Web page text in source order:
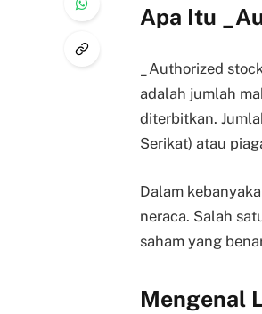
Apa Itu
_Authorized
adalah jumlah
diterbitkan.
Serikat) atau
Dalam
neraca. Salah
saham yang
Mengenal